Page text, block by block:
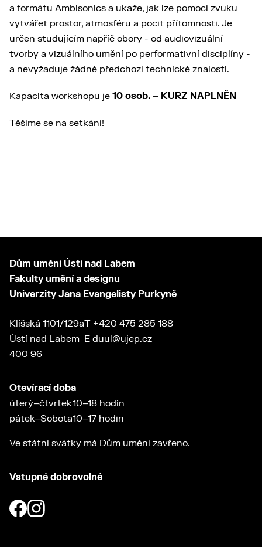
a formátu Ambisonics a ukaže, jak lze pomocí zvuku
vytvářet prostor, atmosféru a pocit přítomnosti. Je
určen studujícím napříč obory - od audiovizuální
tvorby a vizuálního umění po performativní disciplíny -
a nevyžaduje žádné předchozí technické znalosti.
Kapacita workshopu je 10 osob. – KURZ NAPLNĚN
Těšíme se na setkání!
Dům umění Ústí nad Labem
Fakulty umění a designu
Univerzity Jana Evangelisty Purkyně
Klíšská 1101/129a
Ústí nad Labem
400 96
T +420 475 285 188
E duul@ujep.cz
Otevírací doba
úterý–čtvrtek
pátek–Sobota
10–18 hodin
10–17 hodin
Ve státní svátky má Dům umění zavřeno.
Vstupné dobrovolné